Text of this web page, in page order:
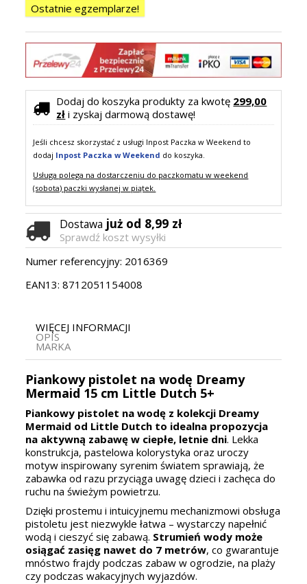
Ostatnie egzemplarze!
Dodaj do koszyka produkty za kwotę 299,00
zł i zyskaj darmową dostawę!
Jeśli chcesz skorzystać z usługi Inpost Paczka w Weekend to
dodaj Inpost Paczka w Weekend do koszyka.
Usługa polega na dostarczeniu do paczkomatu w weekend
(sobota) paczki wysłanej w piątek.
Dostawa już od 8,99 zł
Sprawdź koszt wysyłki
Numer referencyjny: 2016369
EAN13: 8712051154008
WIĘCEJ INFORMACJI
OPIS
MARKA
Piankowy pistolet na wodę Dreamy
Mermaid 15 cm Little Dutch 5+
Piankowy pistolet na wodę z kolekcji Dreamy
Mermaid od Little Dutch to idealna propozycja
na aktywną zabawę w ciepłe, letnie dni. Lekka
konstrukcja, pastelowa kolorystyka oraz uroczy
motyw inspirowany syrenim światem sprawiają, że
zabawka od razu przyciąga uwagę dzieci i zachęca do
ruchu na świeżym powietrzu.
Dzięki prostemu i intuicyjnemu mechanizmowi obsługa
pistoletu jest niezwykle łatwa – wystarczy napełnić
wodą i cieszyć się zabawą. Strumień wody może
osiągać zasięg nawet do 7 metrów, co gwarantuje
mnóstwo frajdy podczas zabaw w ogrodzie, na plaży
czy podczas wakacyjnych wyjazdów.